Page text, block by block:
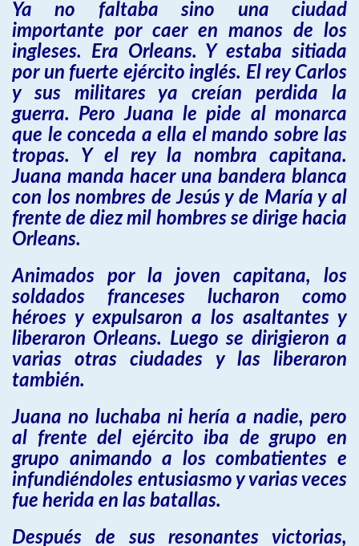
Ya no faltaba sino una ciudad
importante por caer en manos de los
ingleses. Era Orleans. Y estaba sitiada
por un fuerte ejército inglés. El rey Carlos
y sus militares ya creían perdida la
guerra. Pero Juana le pide al monarca
que le conceda a ella el mando sobre las
tropas. Y el rey la nombra capitana.
Juana manda hacer una bandera blanca
con los nombres de Jesús y de María y al
frente de diez mil hombres se dirige hacia
Orleans.
Animados por la joven capitana, los
soldados franceses lucharon como
héroes y expulsaron a los asaltantes y
liberaron Orleans. Luego se dirigieron a
varias otras ciudades y las liberaron
también.
Juana no luchaba ni hería a nadie, pero
al frente del ejército iba de grupo en
grupo animando a los combatientes e
infundiéndoles entusiasmo y varias veces
fue herida en las batallas.
Después de sus resonantes victorias,